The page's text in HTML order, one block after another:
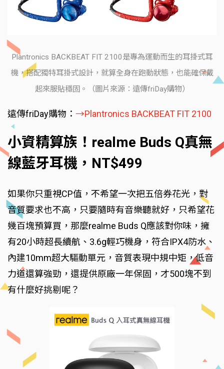
Plantronics BACKBEAT FIT 2100是專為運動而生的耳掛式耳
機，搭配獨特耳掛式設計，就算全身在跑動狀態，也能確保戴
起來服貼穩固。（圖片來源：遠傳friDay購物）
遠傳friDay購物： →Plantronics BACKBEAT FIT 2100
小資精算族！realme Buds Q真無
線藍牙耳機，NT$499
如果你只重視CP值，不希望一次把五倍券花光，對
音質要求也不高，只要隨時有音樂聽就好，只希望花
幾百塊預算買，那麼realme Buds Q應該對你味，擁
有20小時超長續航、3.6g輕巧機身，符合IPX4防水、
內建10mm超大驅動單元，音質表現中規中矩，低音
力道還算強勁，還提供原廠一年保固，才500塊不到
有什麼好挑剔呢？